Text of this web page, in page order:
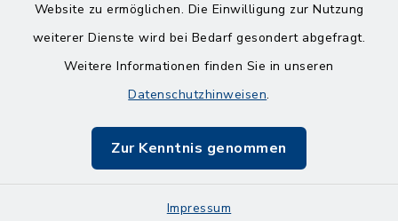
Website zu ermöglichen. Die Einwilligung zur Nutzung
weiterer Dienste wird bei Bedarf gesondert abgefragt.
Weitere Informationen finden Sie in unseren
Datenschutzhinweisen.
Zur Kenntnis genommen
Impressum
Barrierefreiheit
Impressum
Sitemap